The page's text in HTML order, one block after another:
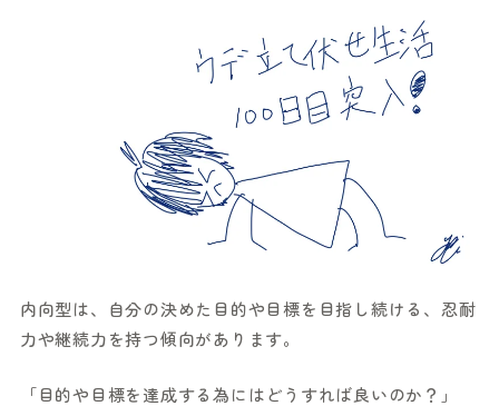
内向型は、自分の決めた目的や目標を目指し続ける、忍耐
力や継続力を持つ傾向があります。
「目的や目標を達成する為にはどうすれば良いのか？」